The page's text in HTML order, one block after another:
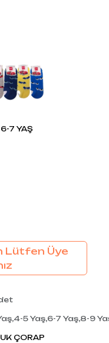
6-7 YAŞ
Lütfen Üye
5 Yaş,6-7 Yaş,8-9
ÇORAP